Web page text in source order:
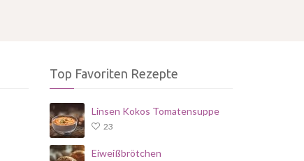
Top Favoriten Rezepte
Linsen Kokos Tomatensuppe
23
Eiweißbrötchen